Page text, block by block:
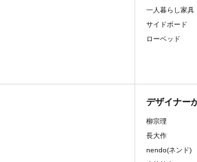
一人暮らし家具
サイドボード
ローベッド
デザイナー
柳宗理
長大作
nendo(ネンド)